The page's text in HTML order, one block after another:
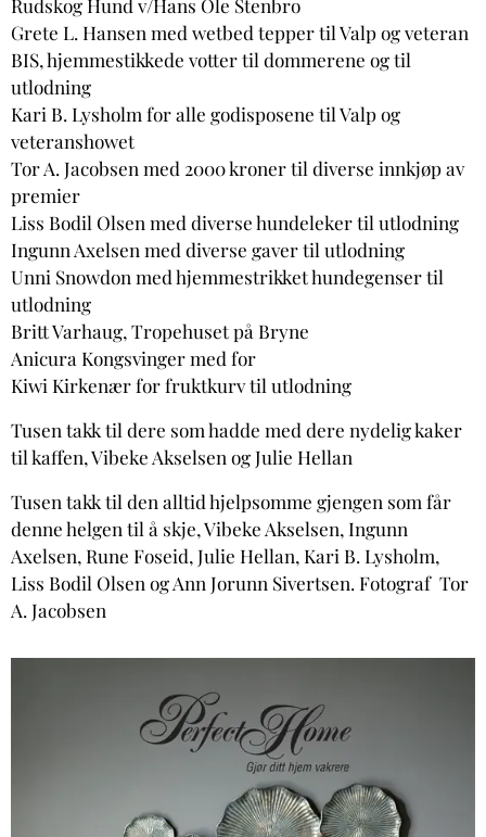
Rudskog Hund v/Hans Ole Stenbro
Grete L. Hansen med wetbed tepper til Valp og veteran
BIS, hjemmestikkede votter til dommerene og til
utlodning
Kari B. Lysholm for alle godisposene til Valp og
veteranshowet
Tor A. Jacobsen med 2000 kroner til diverse innkjøp av
premier
Liss Bodil Olsen med diverse hundeleker til utlodning
Ingunn Axelsen med diverse gaver til utlodning
Unni Snowdon med hjemmestrikket hundegenser til
utlodning
Britt Varhaug, Tropehuset på Bryne
Anicura Kongsvinger med for
Kiwi Kirkenær for fruktkurv til utlodning
Tusen takk til dere som hadde med dere nydelig kaker
til kaffen, Vibeke Akselsen og Julie Hellan
Tusen takk til den alltid hjelpsomme gjengen som får
denne helgen til å skje, Vibeke Akselsen, Ingunn
Axelsen, Rune Foseid, Julie Hellan, Kari B. Lysholm,
Liss Bodil Olsen og Ann Jorunn Sivertsen. Fotograf Tor
A. Jacobsen